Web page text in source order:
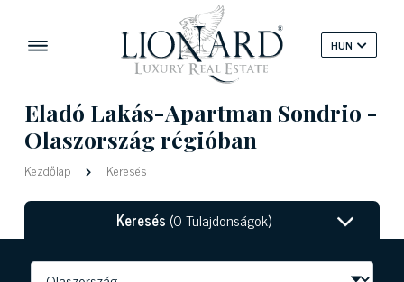
HUN
Eladó Lakás-Apartman Sondrio -
Olaszország régióban
Kezdőlap Keresés
Keresés (0 Tulajdonságok)